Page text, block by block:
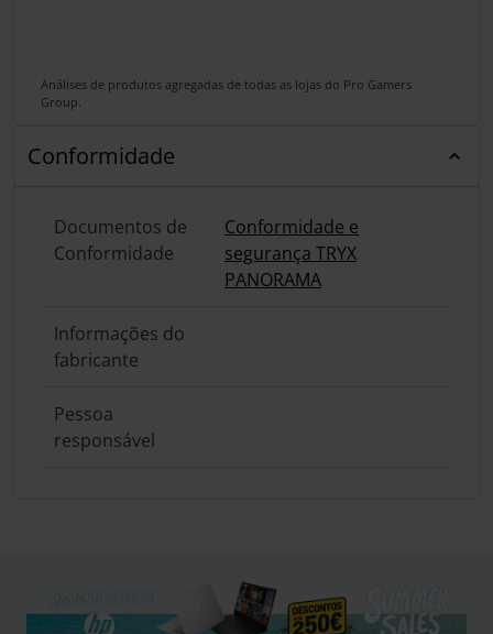
Análises de produtos agregadas de todas as lojas do Pro Gamers
Group.
Conformidade
Documentos de
Conformidade
Conformidade e
segurança TRYX
PANORAMA
Informações do
fabricante
Pessoa
responsável